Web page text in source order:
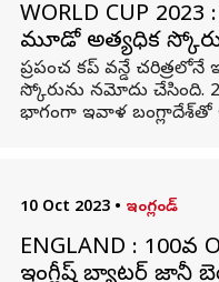
WORLD CUP
మూడో అత్యధిక
ప్రపంచ కప్ వన్డే
స్కోరును నమోదు
భాగంగా ఇవాళ బంగ్లాదేశ్‌తో
10 Oct 2023 • ఇంగ్లండ్
ENGLAND :
ఇంగ్లీష్ బ్యాటర్ జానీ